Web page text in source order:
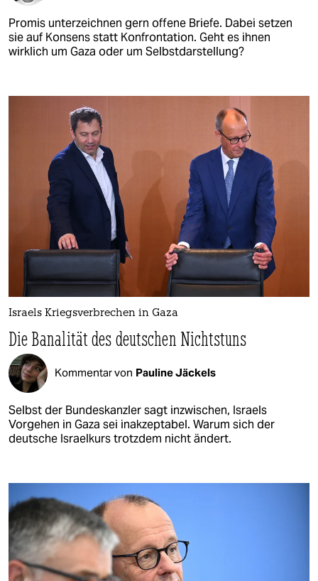
Promis unterzeichnen gern offene Briefe. Dabei setzen
sie auf Konsens statt Konfrontation. Geht es ihnen
wirklich um Gaza oder um Selbstdarstellung?
Israels Kriegsverbrechen in Gaza
Die Banalität des deutschen Nichtstuns
Kommentar von Pauline Jäckels
Selbst der Bundeskanzler sagt inzwischen, Israels
Vorgehen in Gaza sei inakzeptabel. Warum sich der
deutsche Israelkurs trotzdem nicht ändert.